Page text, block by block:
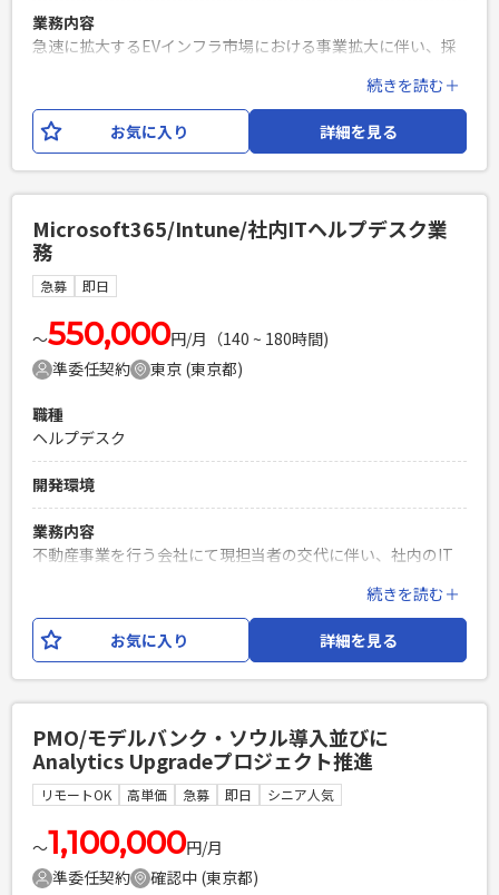
業務内容
急速に拡大するEVインフラ市場における事業拡大に伴い、採
団形成を中心に、上流工程から施策実行まで一貫してリード
いただく想定です。 業務内容例としては以下を想定しており
ます。 【業務内容】 ・中途採用の戦略立案・ペルソナ設定・
ための施策立案 ・採用要件のすり合わせ、経営層・事業責任
者との定例ミーティング ・採用レポート作成、進捗管理
必須スキル
・採用実務の経験3年以上 ・週3日以上の出社可能な方 <人物
像> ・自走して施策を企画・実行できる方 ・変化の大きい環
境でスピード感を持って動ける方 ・経営層や事業責任者と密
前向きに取り組める方
Laravelを用いた開発経験1年以上
続きを読む＋
お気に入り 詳細を見る
Microsoft365/Intune/社内ITヘルプデスク業
務
急募 即日
〜550,000円/月（140 ~ 180時間)
準委任契約
東京 (東京都)
職種
ヘルプデスク
開発環境
業務内容
不動産事業を行う会社にて現担当者の交代に伴い、社内のIT
月頃を中心に1〜2ヶ月間の引き継ぎ期間を経て、その後基本
的には1名体制で社内ユーザーの課題解決にあたっていただき
ます。 ∟技術的な難易度が高い案件はエスカレーションして
務を担っていただく想定です。 ・社内従業員からのPC、周辺
機器、各種システムに関する問い合わせ対応（チャット、メ
ール、電話） ・新入社員や異動者に向けた各種デバイス
（PC、スマートフォン、タブレット等）の初期設定および各
種インストールの実行（キッティング） ・社内システムやツ
ールの管理（アカウント発行、権限付与、パスワードリセッ
ト、設定変更等） ・過去の問い合わせ履歴のデータ集計、お
続きを読む＋
お気に入り 詳細を見る
PMO/モデルバンク・ソウル導入並びに
Analytics Upgradeプロジェクト推進
リモートOK 高単価 急募 即日 シニア人気
〜1,100,000円/月
準委任契約
確認中 (東京都)